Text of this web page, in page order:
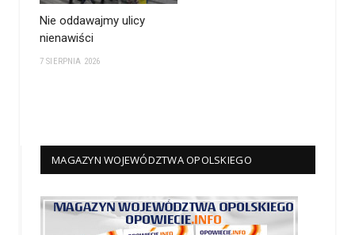
Nie oddawajmy ulicy
nienawiści
7 SIERPNIA 2026
MAGAZYN WOJEWÓDZTWA OPOLSKIEGO